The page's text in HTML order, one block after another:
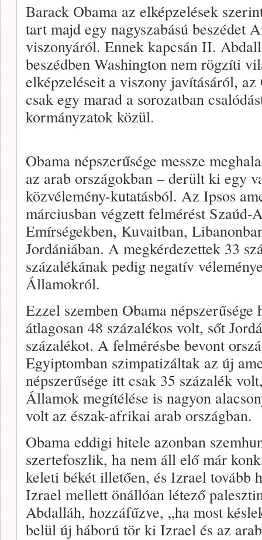
Barack Obama az elképzelések
tart majd egy nagyszabású beszédet
viszonyáról. Ennek kapcsán II.
beszédben Washington nem rögzíti
elképzeléseit a viszony javításáról,
csak egy marad a sorozatban
kormányzatok közül.
Obama népszerűsége messze
az arab országokban – derült ki egy
közvélemény-kutatásból. Az Ipsos
márciusban végzett felmérést
Emírségekben, Kuvaitban,
Jordániában. A megkérdezettek 33
százalékának pedig negatív
Államokról.
Ezzel szemben Obama
átlagosan 48 százalékos volt, sőt
százalékot. A felmérésbe bevont
Egyiptomban szimpatizáltak az új
népszerűsége itt csak 35 százalék
Államok megítélése is nagyon
volt az észak-afrikai arab országban.
Obama eddigi hitele azonban
szertefoszlik, ha nem áll elő már
keleti békét illetően, és Izrael tovább
Izrael mellett önállóan létező
Abdalláh, hozzáfűzve, „ha most
belül új háború tör ki Izrael és az